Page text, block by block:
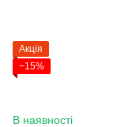
Акція
−15%
В наявності